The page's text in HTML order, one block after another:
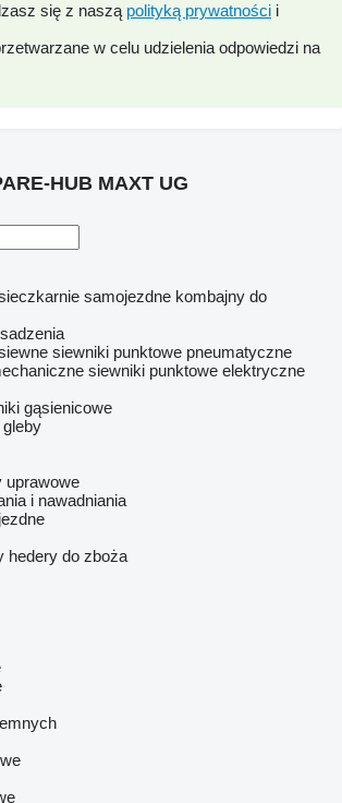
się z naszą polityką prywatności i
w celu udzielenia odpowiedzi na
HUB MAXT UG
samojezdne kombajny do
siewniki punktowe pneumatyczne
siewniki punktowe elektryczne
gąsienicowe
uprawowe
i nawadniania
hedery do zboża